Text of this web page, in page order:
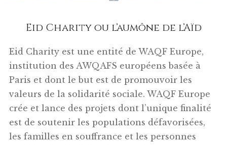
Eid Charity ou l’aumône de l’Aïd
Eid Charity est une entité de WAQF Europe,
institution des AWQAFS européens basée à
Paris et dont le but est de promouvoir les
valeurs de la solidarité sociale. WAQF Europe
crée et lance des projets dont l’unique finalité
est de soutenir les populations défavorisées,
les familles en souffrance et les personnes